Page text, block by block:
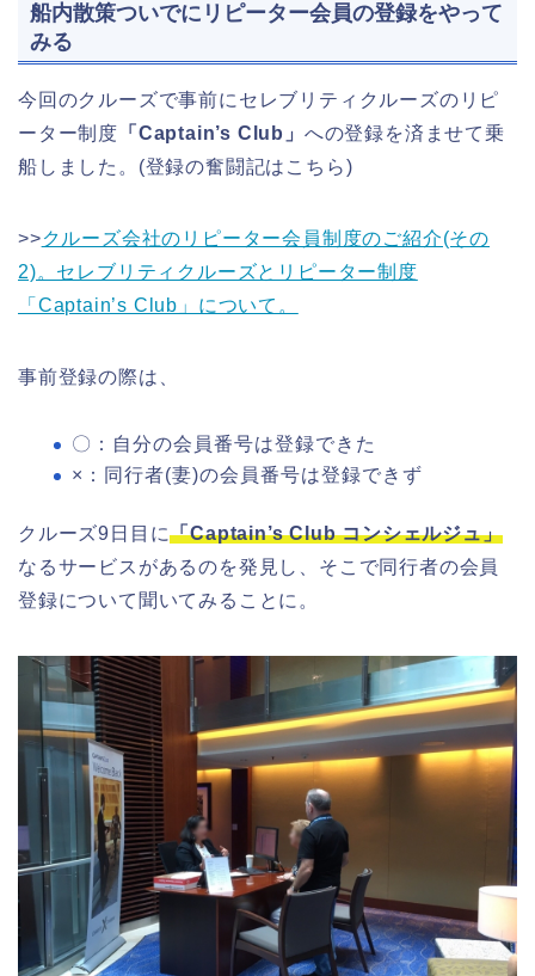
船内散策ついでにリピーター会員の登録をやって
みる
今回のクルーズで事前にセレブリティクルーズのリピ
ーター制度 「Captain’s Club」 への登録を済ませて乗
船しました。(登録の奮闘記はこちら)
>>クルーズ会社のリピーター会員制度のご紹介(その
2)。セレブリティクルーズとリピーター制度
「Captain’s Club」について。
事前登録の際は、
〇：自分の会員番号は登録できた
×：同行者(妻)の会員番号は登録できず
クルーズ9日目に「Captain’s Club コンシェルジュ」
なるサービスがあるのを発見し、そこで同行者の会員
登録について聞いてみることに。